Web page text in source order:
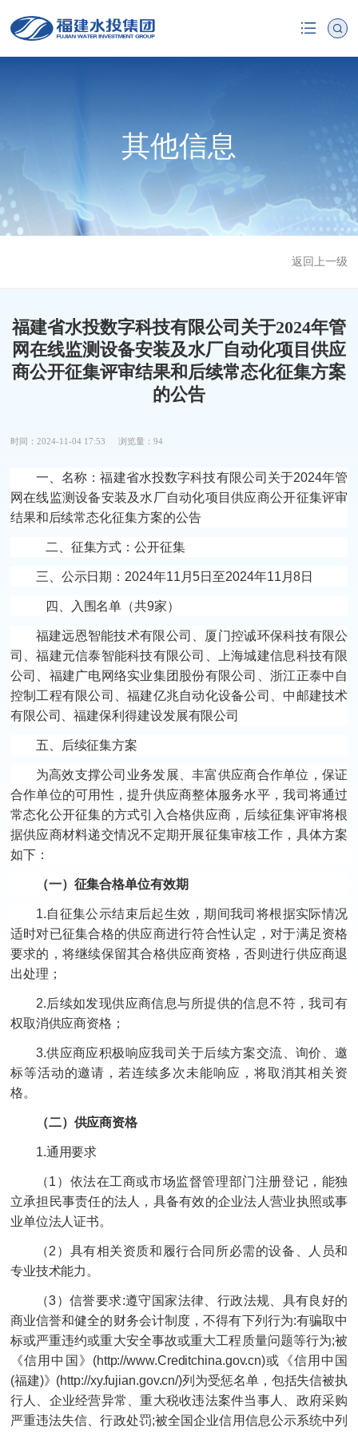
其他信息
返回上一级
福建省水投数字科技有限公司关于2024年管
网在线监测设备安装及水厂自动化项目供应
商公开征集评审结果和后续常态化征集方案
的公告
时间：2024-11-04 17:53 浏览量：94
一、名称：福建省水投数字科技有限公司关于2024年管
网在线监测设备安装及水厂自动化项目供应商公开征集评审
结果和后续常态化征集方案的公告
二、征集方式：公开征集
三、公示日期： 2024年11月5日至2024年11月8日
四、入围名单（共9家）
福建远恩智能技术有限公司、厦门控诚环保科技有限公
司、福建元信泰智能科技有限公司、上海城建信息科技有限
公司、福建广电网络实业集团股份有限公司、浙江正泰中自
控制工程有限公司、福建亿兆自动化设备公司、中邮建技术
有限公司、福建保利得建设发展有限公司
五、后续征集方案
为高效支撑公司业务发展、丰富供应商合作单位，保证
合作单位的可用性，提升供应商整体服务水平，我司将通过
常态化公开征集的方式引入合格供应商，后续征集评审将根
据供应商材料递交情况不定期开展征集审核工作，具体方案
如下：
（一）征集合格单位有效期
1.自征集公示结束后起生效，期间我司将根据实际情况
适时对已征集合格的供应商进行符合性认定，对于满足资格
要求的，将继续保留其合格供应商资格，否则进行供应商退
出处理；
2.后续如发现供应商信息与所提供的信息不符，我司有
权取消供应商资格；
3.供应商应积极响应我司关于后续方案交流、询价、邀
标等活动的邀请，若连续多次未能响应，将取消其相关资
格。
（二）供应商资格
1.通用要求
（1）依法在工商或市场监督管理部门注册登记，能独
立承担民事责任的法人，具备有效的企业法人营业执照或事
业单位法人证书。
（2）具有相关资质和履行合同所必需的设备、人员和
专业技术能力。
（3）信誉要求:遵守国家法律、行政法规、具有良好的
商业信誉和健全的财务会计制度，不得有下列行为:有骗取中
标或严重违约或重大安全事故或重大工程质量问题等行为;被
《信用中国》(http://www.Creditchina.gov.cn)或《信用中国
(福建)》(http://xy.fujian.gov.cn/)列为受惩名单，包括失信被执
行人、企业经营异常、重大税收违法案件当事人、政府采购
严重违法失信、行政处罚;被全国企业信用信息公示系统中列